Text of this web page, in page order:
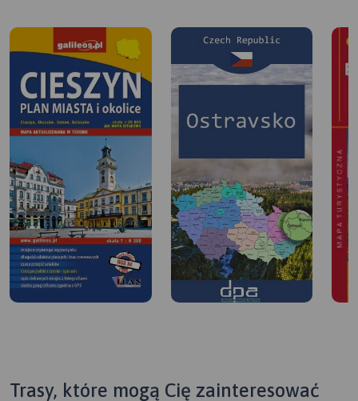
Trasy, które mogą Cię zainteresować